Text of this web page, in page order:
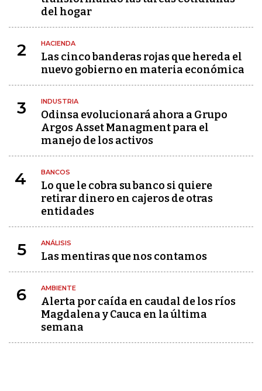
del hogar
2 HACIENDA
Las cinco banderas rojas que hereda el
nuevo gobierno en materia económica
3 INDUSTRIA
Odinsa evolucionará ahora a Grupo
Argos Asset Managment para el
manejo de los activos
4 BANCOS
Lo que le cobra su banco si quiere
retirar dinero en cajeros de otras
entidades
5 ANÁLISIS
Las mentiras que nos contamos
6 AMBIENTE
Alerta por caída en caudal de los ríos
Magdalena y Cauca en la última
semana